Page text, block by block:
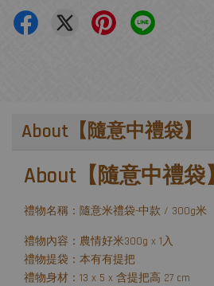
About【隨意中禮袋】
About【隨意中禮袋】
禮物名稱：隨意米禮袋-中款 / 300g米
禮物內容：農情好米300g x 1入
禮物提袋：本有有提把
禮物身材：13 x 5 x 含提把高 27 cm